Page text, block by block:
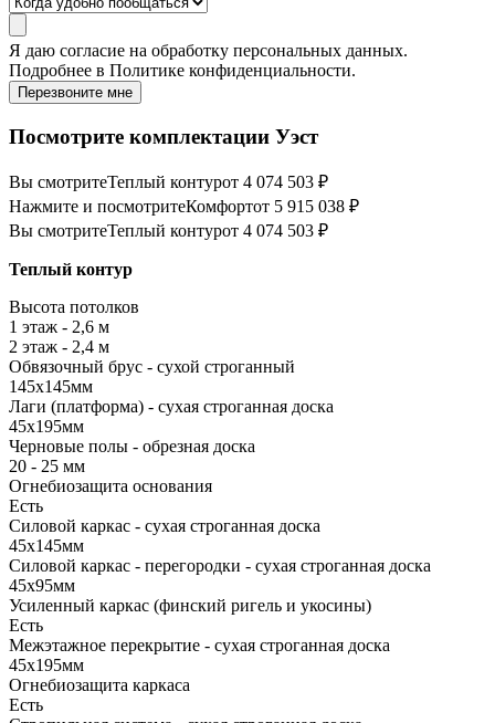
Я даю согласие на обработку персональных данных.
Подробнее в Политике конфиденциальности.
Перезвоните мне
Посмотрите комплектации Уэст
Вы смотритеТеплый контурот 4 074 503 ₽
Нажмите и посмотритеКомфортот 5 915 038 ₽
Вы смотритеТеплый контурот 4 074 503 ₽
Теплый контур
Высота потолков
1 этаж - 2,6 м
2 этаж - 2,4 м
Обвязочный брус - сухой строганный
145х145мм
Лаги (платформа) - сухая строганная доска
45х195мм
Черновые полы - обрезная доска
20 - 25 мм
Огнебиозащита основания
Есть
Силовой каркас - сухая строганная доска
45х145мм
Силовой каркас - перегородки - сухая строганная доска
45х95мм
Усиленный каркас (финский ригель и укосины)
Есть
Межэтажное перекрытие - сухая строганная доска
45х195мм
Огнебиозащита каркаса
Есть